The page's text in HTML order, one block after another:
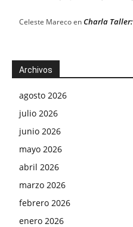
Celeste MarecoenCharla Taller:
Archivos
agosto 2026
julio 2026
junio 2026
mayo 2026
abril 2026
marzo 2026
febrero 2026
enero 2026